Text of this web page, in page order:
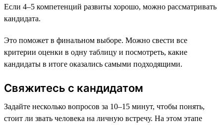
Если 4–5 компетенций развиты хорошо, можно рассматривать
кандидата.
Это поможет в финальном выборе. Можно свести все
критерии оценки в одну таблицу и посмотреть, какие
кандидаты в итоге оказались самыми подходящими.
Свяжитесь с кандидатом
Задайте несколько вопросов за 10–15 минут, чтобы понять,
стоит ли звать человека на личную встречу. На этом этапе